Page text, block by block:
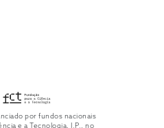
por fundos nacionais
e a Tecnologia, I.P., no